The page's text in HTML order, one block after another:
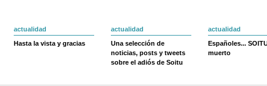
actualidad
Hasta la vista y gracias
actualidad
Una selección de
noticias, posts y tweets
sobre el adiós de Soitu
actualidad
Españoles...
muerto